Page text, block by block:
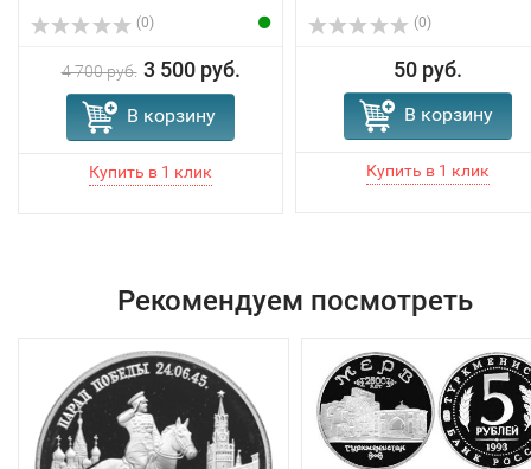
(0)
4 700 руб. 3 500 руб.
В корзину
(0)
50 руб.
В корзину
Рекомендуем посмотреть